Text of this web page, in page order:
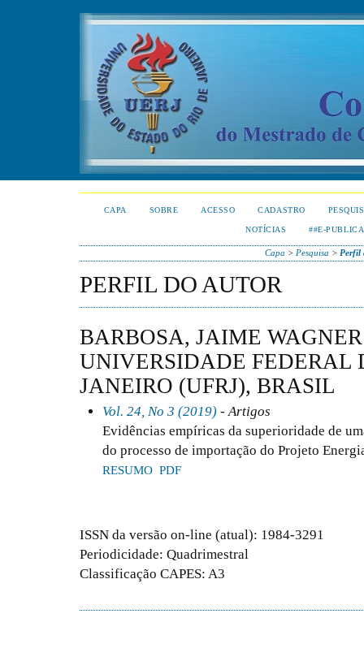
CAPA SOBRE ACESSO CADASTRO
NOTÍCIAS ##E-
Capa > Pesquisa > Perfil
PERFIL DO AUTOR
BARBOSA, JAIME
UNIVERSIDADE FEDERAL
JANEIRO (UFRJ), BRASIL
Vol. 24, No 3 (2019) - Artigos
Evidências empíricas da superioridade de
do processo de importação do Projeto
RESUMO PDF
ISSN da versão on-line (atual): 1984-3291
Periodicidade: Quadrimestral
Classificação CAPES: A3